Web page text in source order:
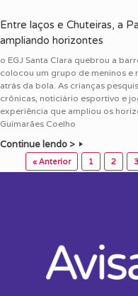
Entre laços e Chuteiras, a
ampliando horizontes
o EGJ Santa Clara quebrou a
colocou um grupo de meninos e
atrás da bola. As crianças
crônicas, noticiário esportivo e
experiência que ampliou os
Guimarães Coelho
Continue lendo >
Post navigation
« Anterior 1 2 3